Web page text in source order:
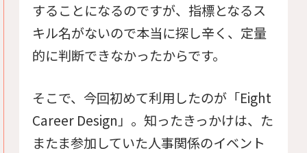
することになるのですが、指標となるス
キル名がないので本当に探し辛く、定量
的に判断できなかったからです。
そこで、今回初めて利用したのが「Eight
Career Design」。知ったきっかけは、た
またま参加していた人事関係のイベント